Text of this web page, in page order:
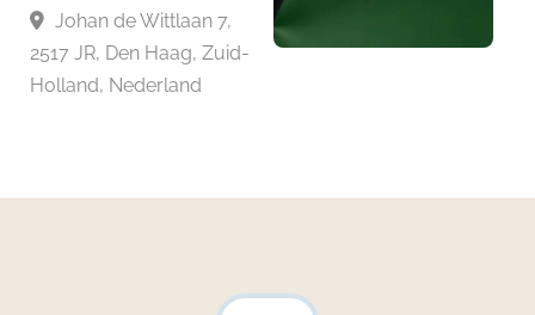
VitaOil
Johan de Wittlaan 7,
2517 JR, Den Haag, Zuid-